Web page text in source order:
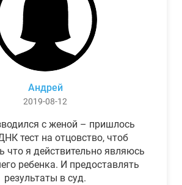
Андрей
2019-08-12
с женой – пришлось
тест на отцовство, чтоб
что я действительно являюсь
ребенка. И предоставлять
результаты в суд.